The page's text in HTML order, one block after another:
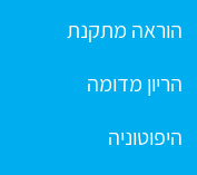
הוראה מתקנת
הריון מדומה
היפוטוניה